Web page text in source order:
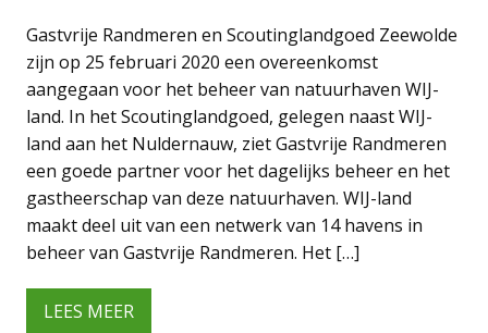
Gastvrije Randmeren en Scoutinglandgoed Zeewolde
zijn op 25 februari 2020 een overeenkomst
aangegaan voor het beheer van natuurhaven WIJ-
land. In het Scoutinglandgoed, gelegen naast WIJ-
land aan het Nuldernauw, ziet Gastvrije Randmeren
een goede partner voor het dagelijks beheer en het
gastheerschap van deze natuurhaven. WIJ-land
maakt deel uit van een netwerk van 14 havens in
beheer van Gastvrije Randmeren. Het […]
LEES MEER